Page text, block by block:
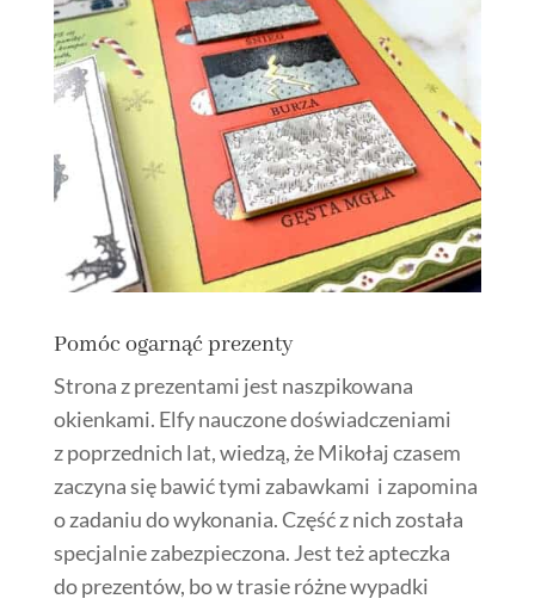
Pomóc ogarnąć prezenty
Strona z prezentami jest naszpikowana
okienkami. Elfy nauczone doświadczeniami
z poprzednich lat, wiedzą, że Mikołaj czasem
zaczyna się bawić tymi zabawkami i zapomina
o zadaniu do wykonania. Część z nich została
specjalnie zabezpieczona. Jest też apteczka
do prezentów, bo w trasie różne wypadki